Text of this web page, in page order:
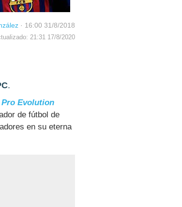
· 16:00 31/8/2018
21:31 17/8/2020
.
Pro Evolution
de fútbol de
en su eterna